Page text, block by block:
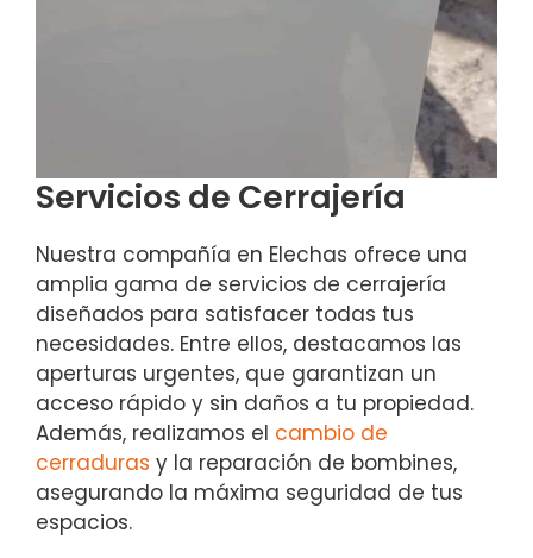
Servicios de Cerrajería
Nuestra compañía en Elechas ofrece una
amplia gama de servicios de cerrajería
diseñados para satisfacer todas tus
necesidades. Entre ellos, destacamos las
aperturas urgentes, que garantizan un
acceso rápido y sin daños a tu propiedad.
Además, realizamos el cambio de
cerraduras y la reparación de bombines,
asegurando la máxima seguridad de tus
espacios.